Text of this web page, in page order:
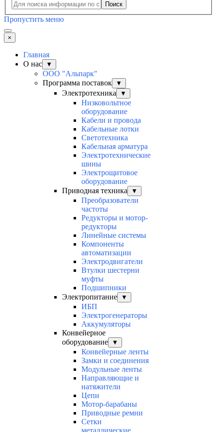
Поиск
Пропустить меню
×
Главная
О нас
▼
ООО "Альпарк"
Программа поставок
▼
Электротехника ▼
Низковольтное
оборудование
Кабели и провода
Кабельные лотки
Светотехника
Кабельная арматура
Электротехнические
шины
Электрощитовое
оборудование
Приводная техника
▼
Преобразователи
частоты
Редукторы и мотор-
редукторы
Линейные системы
Компоненты
автоматизации
Электродвигатели
Втулки шестерни
муфты
Подшипники
Электропитание
▼
ИБП
Электрогенераторы
Аккумуляторы
Конвейерное
оборудование
▼
Конвейерные ленты
Замки и соединения
Модульные ленты
Направляющие и
натяжители
Цепи
Мотор-барабаны
Приводные ремни
Сетки